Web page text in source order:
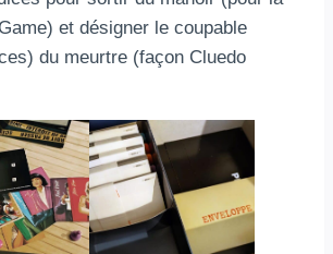
et désigner le coupable
du meurtre (façon Cluedo